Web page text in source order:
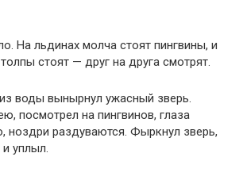
На льдинах молча стоят пингвины, и
стоят — друг на друга смотрят.
воды вынырнул ужасный зверь.
посмотрел на пингвинов, глаза
ноздри раздуваются. Фыркнул зверь,
уплыл.